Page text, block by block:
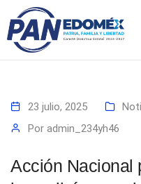
23 julio, 2025
Por admin_234yh46
Acción Nacional